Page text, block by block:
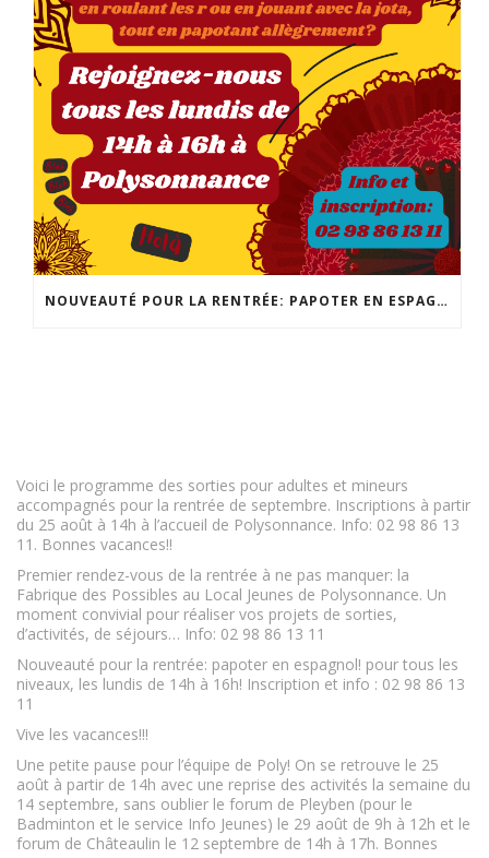
NOUVEAUTÉ POUR LA RENTRÉE: PAPOTER EN ESPAGNOL! POUR TOUS LES NIVEAUX, LES LUNDIS DE 14H À 16H! INSCRIPTION ET INFO : 02 98 86 13 11
Voici le programme des sorties pour adultes et mineurs
accompagnés pour la rentrée de septembre. Inscriptions à partir
du 25 août à 14h à l’accueil de Polysonnance. Info: 02 98 86 13
11. Bonnes vacances!!
Premier rendez-vous de la rentrée à ne pas manquer: la
Fabrique des Possibles au Local Jeunes de Polysonnance. Un
moment convivial pour réaliser vos projets de sorties,
d’activités, de séjours… Info: 02 98 86 13 11
Nouveauté pour la rentrée: papoter en espagnol! pour tous les
niveaux, les lundis de 14h à 16h! Inscription et info : 02 98 86 13
11
Vive les vacances!!!
Une petite pause pour l’équipe de Poly! On se retrouve le 25
août à partir de 14h avec une reprise des activités la semaine du
14 septembre, sans oublier le forum de Pleyben (pour le
Badminton et le service Info Jeunes) le 29 août de 9h à 12h et le
forum de Châteaulin le 12 septembre de 14h à 17h. Bonnes